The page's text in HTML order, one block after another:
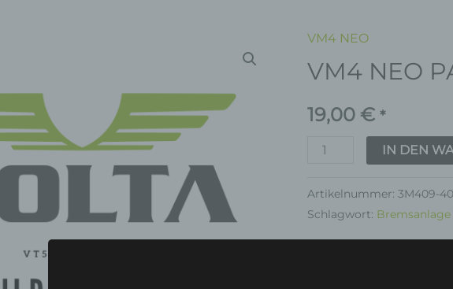
VM4 NEO
VM4 NEO
19,00 € *
VM4
NEO
Menge
IN DEN
Artikelnummer:3M409-
Schlagwort: Bremsanlage